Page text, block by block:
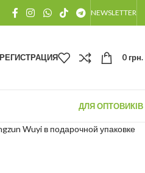
NEWSLETTER
0 грн.
ДЛЯ ОПТОВИКІВ
Wuyi в подарочной упаковке